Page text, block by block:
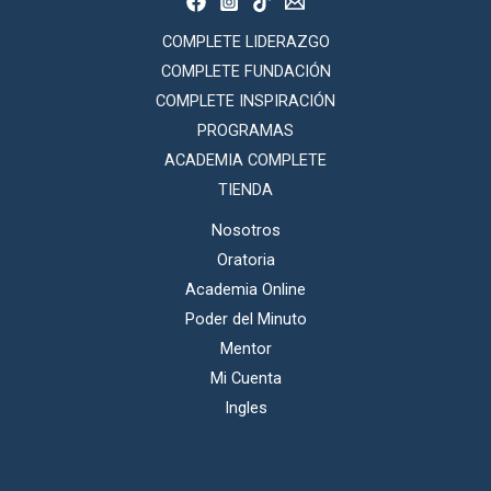
COMPLETE LIDERAZGO
COMPLETE FUNDACIÓN
COMPLETE INSPIRACIÓN
PROGRAMAS
ACADEMIA COMPLETE
TIENDA
Nosotros
Oratoria
Academia Online
Poder del Minuto
Mentor
Mi Cuenta
Ingles